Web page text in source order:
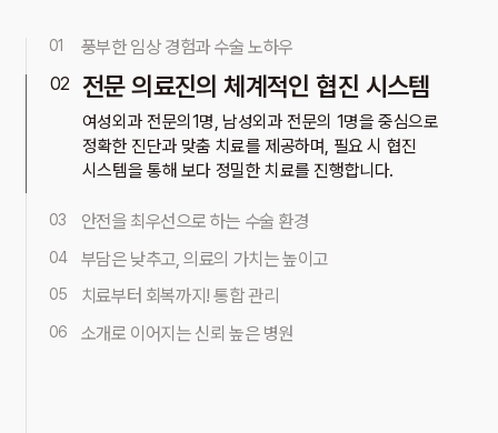
01 풍부한 임상 경험과 수술 노하우
분 한 분에게 맞춘안전하고 정확한 진료를 제공합니다.
02 전문 의료진의 체계적인 협진 시스템
여성외과 전문의1명, 남성외과 전문의 1명을 중심으로
정확한 진단과 맞춤 치료를 제공하며, 필요 시 협진
시스템을 통해 보다 정밀한 치료를 진행합니다.
03 안전을 최우선으로 하는 수술 환경
관리 프로세스를 통해 안심하고치료받을 수 있는 환경을
제공합니다.
04 부담은 낮추고, 의료의 가치는 높이고
높여 보다 많은 분들이수준 높은 치료를 받을 수 있도록
노력합니다.
05 치료부터 회복까지! 통합 관리
시스템을 통해빠르고 안정적인 일상 복귀를 돕습니다.
06 소개로 이어지는 신뢰 높은 병원